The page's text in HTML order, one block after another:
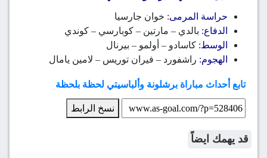
حراسة المرمى: خوان جارسيا
الدفاع: بالدي – مارتين – كوبارسي – كوندي
الوسط: كاسادو – أولمو – بيرنال
الهجوم: راشفورد – فيران توريس – لامين يامال
تابع أحداث مباراة برشلونة وألباسيتي لحظة بلحظة
نسخ الرابط
قد يهمك ايضاً